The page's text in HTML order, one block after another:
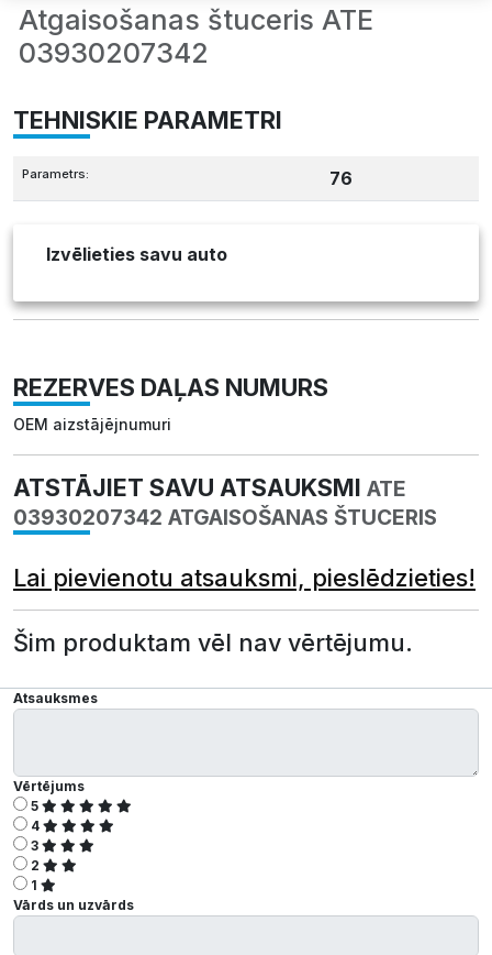
Atgaisošanas štuceris ATE
03930207342
TEHNISKIE PARAMETRI
Parametrs: 76
Izvēlieties savu auto
REZERVES DAĻAS NUMURS
OEM aizstājējnumuri
ATSTĀJIET SAVU ATSAUKSMI ATE
03930207342 ATGAISOŠANAS ŠTUCERIS
Lai pievienotu atsauksmi, pieslēdzieties!
Šim produktam vēl nav vērtējumu.
Atsauksmes
Vērtējums
5
4
3
2
1
Vārds un uzvārds